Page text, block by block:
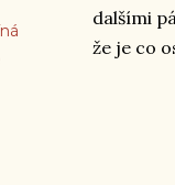
dalšími
že je co